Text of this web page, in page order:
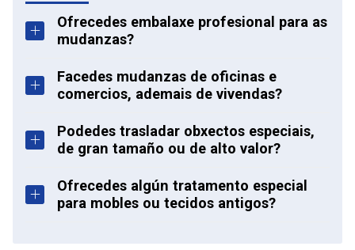
Ofrecedes embalaxe profesional para as
mudanzas?
Facedes mudanzas de oficinas e
comercios, ademais de vivendas?
Podedes trasladar obxectos especiais,
de gran tamaño ou de alto valor?
Ofrecedes algún tratamento especial
para mobles ou tecidos antigos?